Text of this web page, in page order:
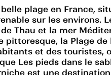
plage en France,
sur les environs.
Thau et la mer
pittoresque, la Plage
et des
Les pieds dans le
est une